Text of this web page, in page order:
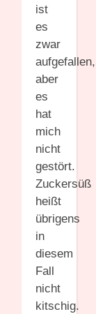
ist
es
zwar
aufgefallen,
aber
es
hat
mich
nicht
gestört.
Zuckersüß
heißt
übrigens
in
diesem
Fall
nicht
kitschig.